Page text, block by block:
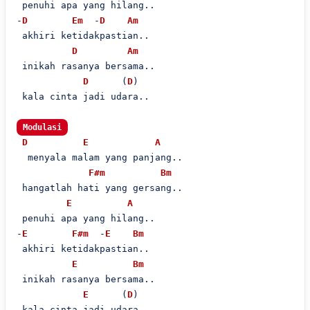
penuhi apa yang hilang..
-D Em
  -
D
Am
akhiri ketidakpastian..
D
Am
inikah rasanya bersama..
D
      (
D)
kala cinta jadi udara..
Modulasi
D E
A
  menyala malam yang panjang..
F#m
Bm
hangatlah hati yang gersang..
E
A
penuhi apa yang hilang..
- E F#m
  -
E
Bm
akhiri ketidakpastian..
E
Bm
inikah rasanya bersama..
E
      (
D)